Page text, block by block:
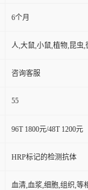
6个月
人,大鼠,小鼠,植物,昆虫,
咨询客服
55
96T 1800元/48T 1200元
HRP标记的检测抗体
血清,血浆,细胞,组织,等